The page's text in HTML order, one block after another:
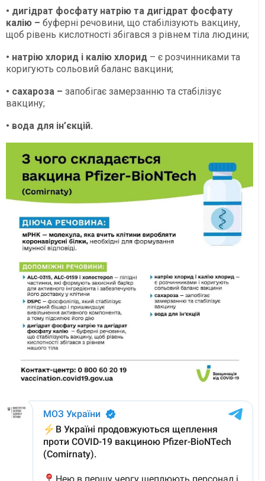
• дигідрат фосфату натрію та дигідрат фосфату
калію – буферні речовини, що стабілізують вакцину,
щоб рівень кислотності збігався з рівнем тіла людини;
• натрію хлорид і калію хлорид – є розчинниками та
коригують сольовий баланс вакцини;
• сахароза – запобігає замерзанню та стабілізує
вакцину;
• вода для ін’єкцій.